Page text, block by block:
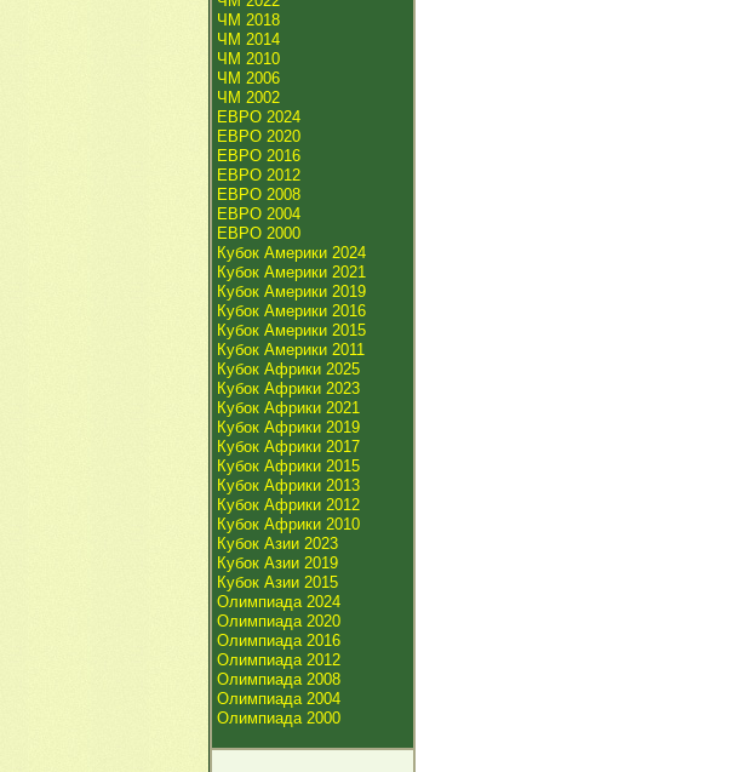
ЧМ 2018
ЧМ 2014
ЧМ 2010
ЧМ 2006
ЧМ 2002
ЕВРО 2024
ЕВРО 2020
ЕВРО 2016
ЕВРО 2012
ЕВРО 2008
ЕВРО 2004
ЕВРО 2000
Кубок Америки 2024
Кубок Америки 2021
Кубок Америки 2019
Кубок Америки 2016
Кубок Америки 2015
Кубок Америки 2011
Кубок Африки 2025
Кубок Африки 2023
Кубок Африки 2021
Кубок Африки 2019
Кубок Африки 2017
Кубок Африки 2015
Кубок Африки 2013
Кубок Африки 2012
Кубок Африки 2010
Кубок Азии 2023
Кубок Азии 2019
Кубок Азии 2015
Олимпиада 2024
Олимпиада 2020
Олимпиада 2016
Олимпиада 2012
Олимпиада 2008
Олимпиада 2004
Олимпиада 2000